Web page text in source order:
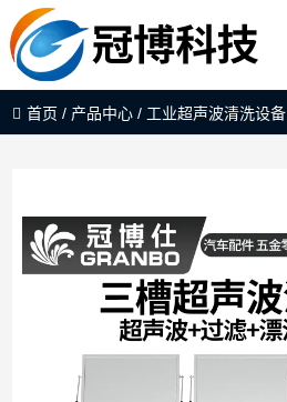
首页 / 产品中心 / 工业超声波清洗设备